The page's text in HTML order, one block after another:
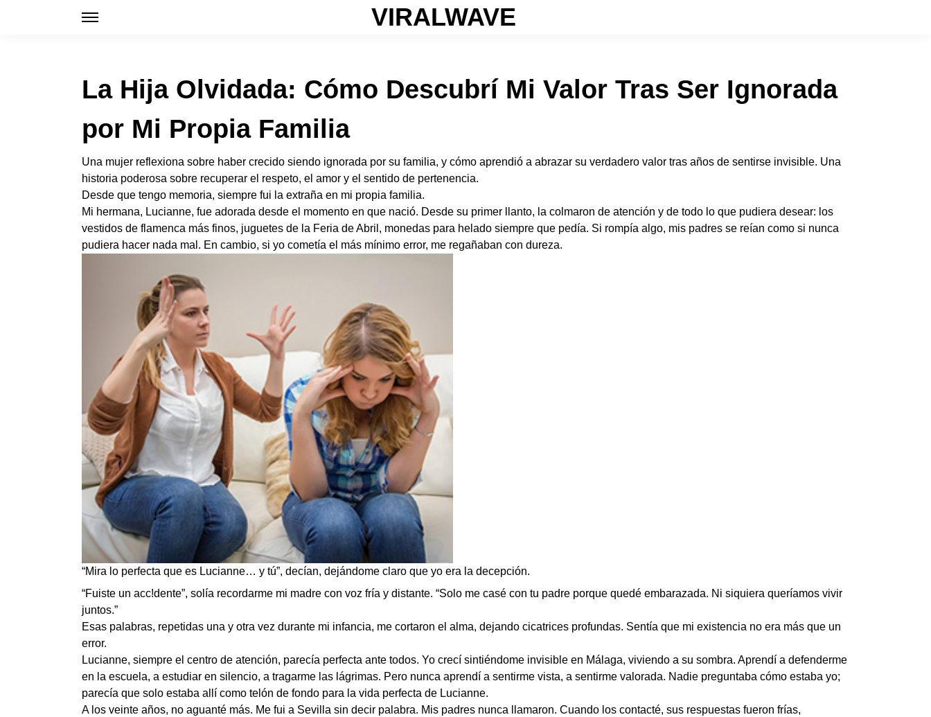
VIRALWAVE
La Hija Olvidada: Cómo Descubrí Mi Valor Tras Ser Ignorada
por Mi Propia Familia
Una mujer reflexiona sobre haber crecido siendo ignorada por su familia, y cómo aprendió a abrazar su verdadero valor tras años de sentirse invisible. Una
historia poderosa sobre recuperar el respeto, el amor y el sentido de pertenencia.
Desde que tengo memoria, siempre fui la extraña en mi propia familia.
Mi hermana, Lucianne, fue adorada desde el momento en que nació. Desde su primer llanto, la colmaron de atención y de todo lo que pudiera desear: los
vestidos de flamenca más finos, juguetes de la Feria de Abril, monedas para helado siempre que pedía. Si rompía algo, mis padres se reían como si nunca
pudiera hacer nada mal. En cambio, si yo cometía el más mínimo error, me regañaban con dureza.
“Mira lo perfecta que es Lucianne… y tú”, decían, dejándome claro que yo era la decepción.
“Fuiste un acc!dente”, solía recordarme mi madre con voz fría y distante. “Solo me casé con tu padre porque quedé embarazada. Ni siquiera queríamos vivir
juntos.”
Esas palabras, repetidas una y otra vez durante mi infancia, me cortaron el alma, dejando cicatrices profundas. Sentía que mi existencia no era más que un
error.
Lucianne, siempre el centro de atención, parecía perfecta ante todos. Yo crecí sintiéndome invisible en Málaga, viviendo a su sombra. Aprendí a defenderme
en la escuela, a estudiar en silencio, a tragarme las lágrimas. Pero nunca aprendí a sentirme vista, a sentirme valorada. Nadie preguntaba cómo estaba yo;
parecía que solo estaba allí como telón de fondo para la vida perfecta de Lucianne.
A los veinte años, no aguanté más. Me fui a Sevilla sin decir palabra. Mis padres nunca llamaron. Cuando los contacté, sus respuestas fueron frías,